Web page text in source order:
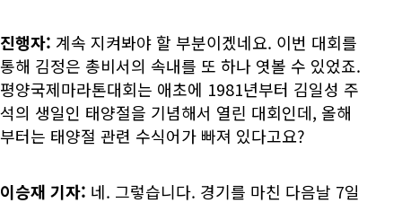
진행자: 계속 지켜봐야 할 부분이겠네요. 이번 대회를
통해 김정은 총비서의 속내를 또 하나 엿볼 수 있었죠.
평양국제마라톤대회는 애초에 1981년부터 김일성 주
석의 생일인 태양절을 기념해서 열린 대회인데, 올해
부터는 태양절 관련 수식어가 빠져 있다고요?
이승재 기자: 네. 그렇습니다. 경기를 마친 다음날 7일